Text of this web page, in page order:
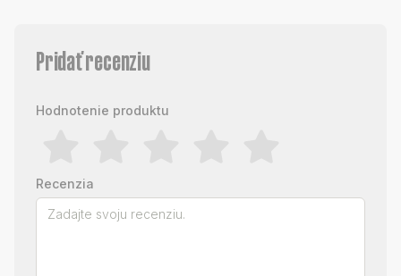
Pridať recenziu
Hodnotenie produktu
Recenzia